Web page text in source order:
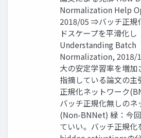
Normalization Help
2018/05 ⇒バッチ正規
ドスケープを平滑化し
Understanding Batch
Normalization, 2018/
大の安定学習率を増加
指摘している論文の主
正規化ネットワーク
バッチ正規化無しのネ
(Non-BNNet) 緑：今
ていい。バッチ正規化